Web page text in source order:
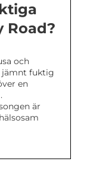
Road?
och
jämnt fuktig
en
är